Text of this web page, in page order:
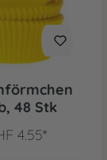
48 Stk
4.55*